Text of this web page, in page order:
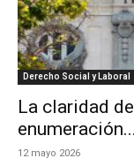
Derecho Social y Laboral
La claridad
enumeración...
12 mayo 2026